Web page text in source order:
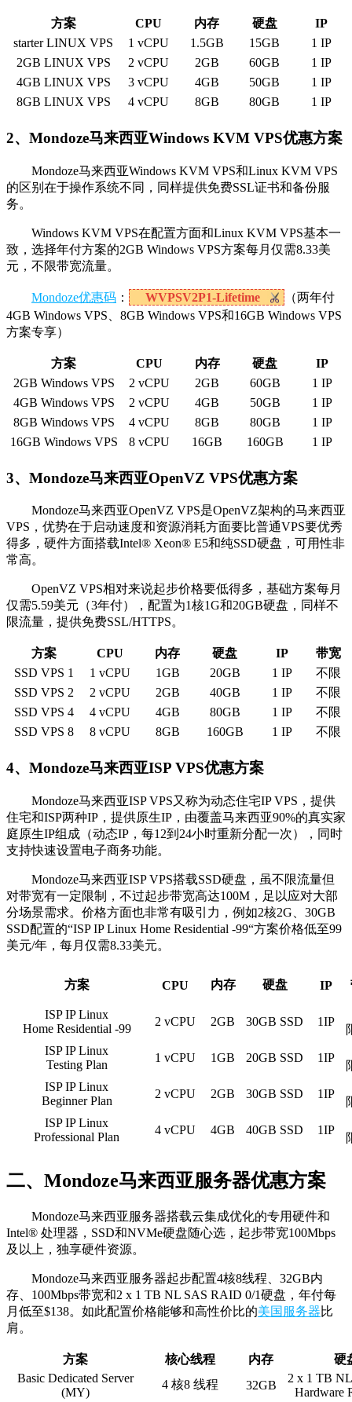
方案 CPU 内存 硬盘
IP
starter LINUX VPS
1 vCPU 1.5GB 15GB
1 IP
2GB LINUX VPS
2 vCPU 2GB 60GB
1 IP
4GB LINUX VPS
3 vCPU 4GB 50GB
1 IP
8GB LINUX VPS
4 vCPU 8GB 80GB 1 IP
2、Mondoze马来西亚Windows KVM VPS优惠方案
Mondoze马来西亚Windows KVM VPS和Linux KVM VPS
的区别在于操作系统不同，同样提供免费SSL证书和备份服
务。
Windows KVM VPS在配置方面和Linux KVM VPS基本一
致，选择年付方案的2GB Windows VPS方案每月仅需8.33美
元，不限带宽流量。
Mondoze优惠码 ： WVPSV2P1-Lifetime
（两年付
4GB Windows VPS、8GB Windows VPS和16GB Windows VPS
方案专享）
方案 CPU 内存 硬盘
IP
2GB Windows VPS
2 vCPU 2GB 60GB
1 IP
4GB Windows VPS
2 vCPU 4GB 50GB
1 IP
8GB Windows VPS
4 vCPU 8GB 80GB
1 IP
16GB Windows VPS
8 vCPU 16GB 160GB 1 IP
3、Mondoze马来西亚OpenVZ VPS优惠方案
Mondoze马来西亚OpenVZ VPS是OpenVZ架构的马来西亚
VPS，优势在于启动速度和资源消耗方面要比普通VPS要优秀
得多，硬件方面搭载Intel® Xeon® E5和纯SSD硬盘，可用性非
常高。
OpenVZ VPS相对来说起步价格要低得多，基础方案每月
仅需5.59美元（3年付），配置为1核1G和20GB硬盘，同样不
限流量，提供免费SSL/HTTPS。
方案 CPU 内存 硬盘 IP
带宽
SSD VPS 1
1 vCPU 1GB 20GB 1 IP
不限
SSD VPS 2
2 vCPU 2GB 40GB 1 IP
不限
SSD VPS 4
4 vCPU 4GB 80GB 1 IP
不限
SSD VPS 8
8 vCPU 8GB 160GB 1 IP 不限
4、Mondoze马来西亚ISP VPS优惠方案
Mondoze马来西亚ISP VPS又称为动态住宅IP VPS，提供
住宅和ISP两种IP，提供原生IP，由覆盖马来西亚90%的真实家
庭原生IP组成（动态IP，每12到24小时重新分配一次），同时
支持快速设置电子商务功能。
Mondoze马来西亚ISP VPS搭载SSD硬盘，虽不限流量但
对带宽有一定限制，不过起步带宽高达100M，足以应对大部
分场景需求。价格方面也非常有吸引力，例如2核2G、30GB
SSD配置的“ISP IP Linux Home Residential -99“方案价格低至99
美元/年，每月仅需8.33美元。
方案 CPU 内存 硬盘 IP
ISP IP Linux
Home Residential -99
2 vCPU 2GB 30GB SSD 1IP
ISP IP Linux
Testing Plan
1 vCPU 1GB 20GB SSD 1IP
ISP IP Linux
Beginner Plan
2 vCPU 2GB 30GB SSD 1IP
ISP IP Linux
Professional Plan
4 vCPU 4GB 40GB SSD 1IP
二、Mondoze马来西亚服务器优惠方案
Mondoze马来西亚服务器搭载云集成优化的专用硬件和
Intel® 处理器，SSD和NVMe硬盘随心选，起步带宽100Mbps
及以上，独享硬件资源。
Mondoze马来西亚服务器起步配置4核8线程、32GB内
存、100Mbps带宽和2 x 1 TB NL SAS RAID 0/1硬盘，年付每
月低至$138。如此配置价格能够和高性价比的美国服务器比
肩。
方案 核心线程 内存
硬
Basic Dedicated Server
(MY)
4 核8 线程 32GB
2 x 1 TB
Hardware